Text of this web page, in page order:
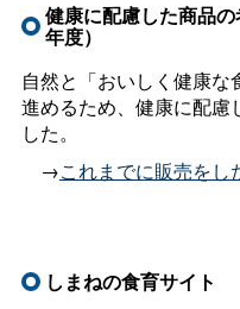
健康に配慮した商品
年度）
自然と「おいしく健康
進めるため、健康に配慮
した。
→これまでに販売をし
しまねの食育サイト